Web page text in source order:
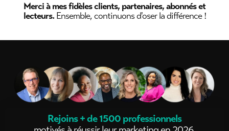
Merci à mes fidèles clients, partenaires, abonnés et
lecteurs.Ensemble, continuons d'oser la différence !
Rejoins + de 1500 professionnels